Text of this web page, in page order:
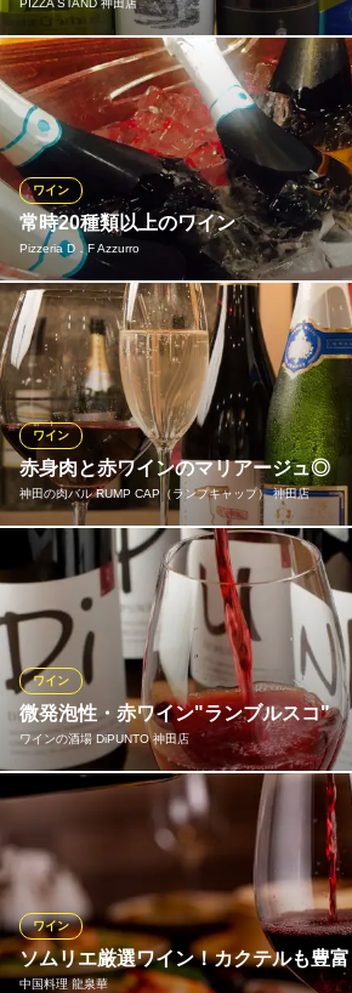
本格スペイン料理
地下鉄丸ノ内線淡路町駅 徒歩2分
東京都千代田区神田須田町1-3-2 第9NSビル1F
PIZZA STAND 神田店
手軽にワインが楽しめる♪ボトル1,900円
種類と豊富にご用意するワインは、ボトル
◎好みの味わいや料理に合わせて選んでい
インもありますので、一杯から気軽にご注
ルに様々な種類のワインを楽しみたい方に
PIZZA STAND 神田店
コスパ◎ピッツァバル
ＪＲ神田駅 徒歩1分
東京都千代田区鍛冶町2-12-11
常時20種類以上のワイン
Pizzeria D．F Azzurro
ワイン
ローマピザやオーブン料理にぴったりなイ
富に取り揃え！お好みのグラスを片手に、
をどうぞ。
Pizzeria D．F Azzurro
薪窯で焼きあげるピザ
ＪＲ神田駅 徒歩4分
東京都千代田区内神田2-7-2 ラフィネ内神田1F
赤身肉と赤ワインのマリアージュ◎
神田の肉バル RUMP CAP（ランプキャップ） 神田店
ワイン
ランプキャップの赤身肉の旨みを引き立て
インを豊富にご用意しております。フルー
っしりとした重厚な味わいのものまで、お
た一本をご提案。お肉とワインの最高のペ
とときをお過ごしください。
神田の肉バル RUMP CAP（ランプキャ
希少部位を味わう肉バル
ＪＲ神田駅 徒歩1分
東京都千代田区鍛冶町2-13-10
微発泡性・赤ワイン"ランブルスコ"
ワインの酒場 DiPUNTO 神田店
ワイン
グレープジュースのような程よい甘さとフ
当たりが特徴の「ランブルスコ」。イタ
ニャ地方の微発泡性赤ワインで、同じ産地
いただくのが、イタリア人の粋なスタイル
プントオリジナルのちょっと辛口ランブル
ワインの酒場 DiPUNTO 神田店
ソムリエ厳選ワイン！カクテルも豊富
中国料理 龍泉華
ワイン